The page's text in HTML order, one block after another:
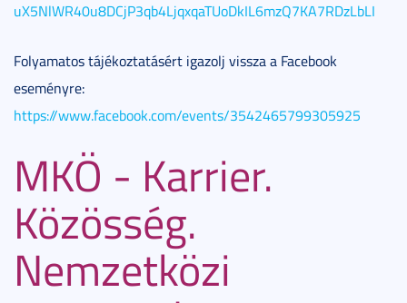
uX5NlWR40u8DCjP3qb4LjqxqaTUoDkIL6mzQ7KA7RDzLbLI
Folyamatos tájékoztatásért igazolj vissza a Facebook
eseményre:
https://www.facebook.com/events/3542465799305925
MKÖ - Karrier.
Közösség.
Nemzetközi